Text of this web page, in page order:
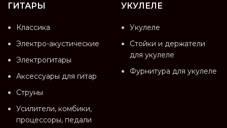
ГИТАРЫ
Классика
Электро-акустические
Электрогитары
Аксессуары для гитар
Струны
Усилители, комбики,
процессоры, педали
УКУЛЕЛЕ
Укулеле
Стойки и держатели
для укулеле
Фурнитура для укулеле